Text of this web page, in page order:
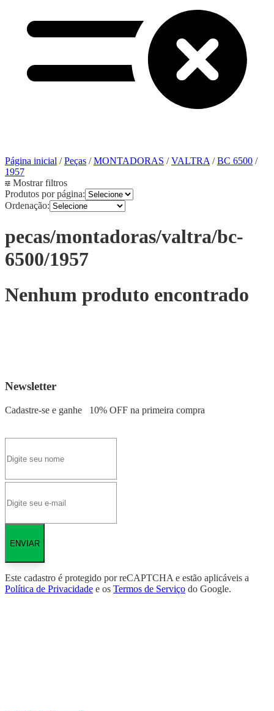
Página inicial /Peças /MONTADORAS /VALTRA/BC 6500 /
1957
Mostrar filtros
Produtos por página:
Ordenação:
pecas/montadoras/valtra/bc-
6500/1957
Nenhum produto encontrado
Newsletter
Cadastre-se e ganhe 10% OFF na primeira compra
ENVIAR
Este cadastro é protegido por reCAPTCHA e estão aplicáveis a
Política de Privacidade e os Termos de Serviço do Google.